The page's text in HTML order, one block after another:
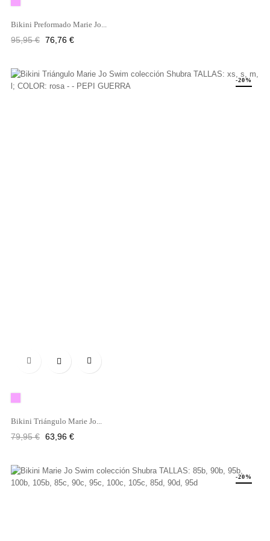
Bikini Preformado Marie Jo...
Precio
95,95 € Precio
76,76 €

Bikini Triángulo Marie Jo...
Precio
79,95 €
-20%
Precio
63,96 €
-20%